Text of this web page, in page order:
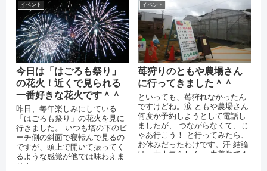
イベント
今日は「はごろも祭り」
の花火！近くで見られる
一番好きな花火です＾＾
昨日、毎年楽しみにしている
「はごろも祭り」の花火を見に
行きました。 いつも塔の下のビ
ーチ側の斜面で寝転んで見るの
ですが、頭上で開いて振ってく
るような感覚が他では味わえま
せん＞＜
イベント
苺狩りのともや農場さん
に行ってきました＾＾
といっても、苺狩れなかったん
ですけどね。涙 ともや農場さん
何度か予約しようとして電話し
ましたが、 つながらなくて、じ
ゃあ行こう！ と行ってみたら、
お休みだったわけです。汗 結論
は、大人気らしく、 先着順で１